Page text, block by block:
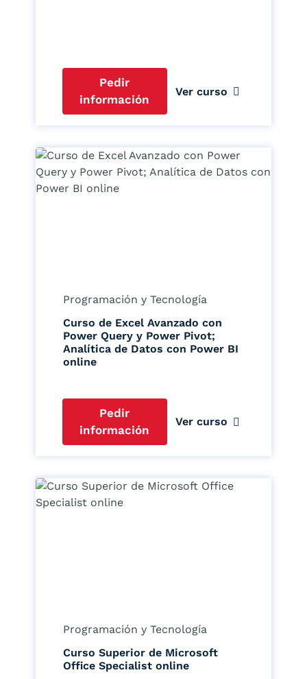
Pedir
información
Ver curso
Programación y Tecnología
Curso de Excel Avanzado con
Power Query y Power Pivot;
Analítica de Datos con Power BI
online
Pedir
información
Ver curso
Programación y Tecnología
Curso Superior de Microsoft
Office Specialist online